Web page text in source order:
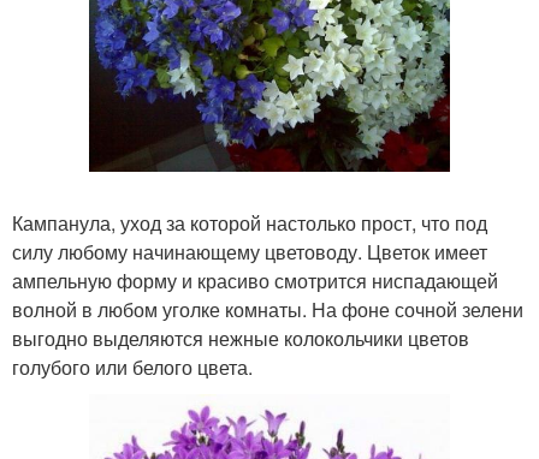
Кампанула, уход за которой настолько прост, что под
силу любому начинающему цветоводу. Цветок имеет
ампельную форму и красиво смотрится ниспадающей
волной в любом уголке комнаты. На фоне сочной зелени
выгодно выделяются нежные колокольчики цветов
голубого или белого цвета.